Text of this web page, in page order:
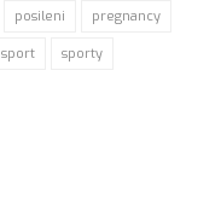
posileni pregnancy
sport sporty